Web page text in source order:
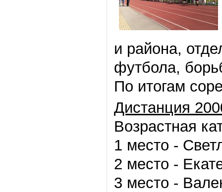
и района,
футбола,
По итогам
Дистанция
Возрастная
1 место -
2 место -
3 место -